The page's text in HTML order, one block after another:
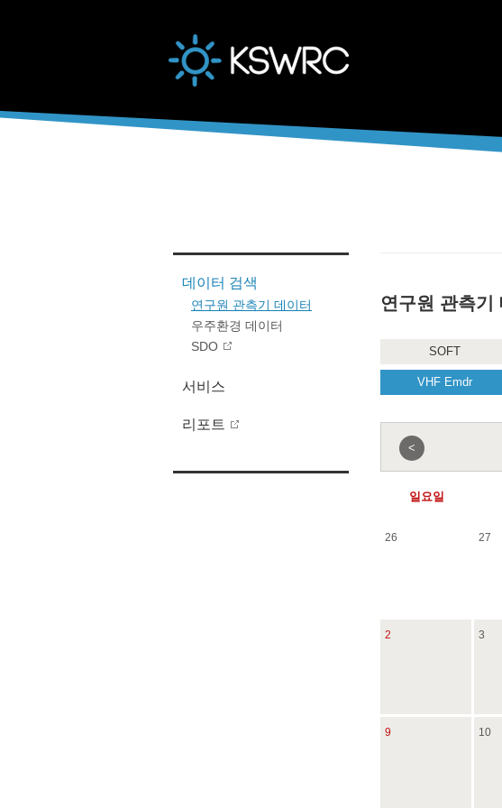
데이터 검색
연구원 관측기 데이터
우주환경 데이터
SDO
서비스
리포트
연구원 관측기
SOFT
VHF Emdr
<
일요일
26 27
2 3
9 10